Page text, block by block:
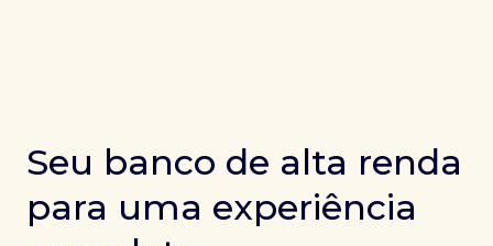
Seu banco de alta renda
para uma experiência